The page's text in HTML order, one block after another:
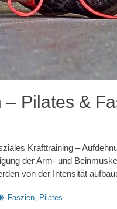
– Pilates &
Krafttraining –
der Arm- und
von der Intensität
Faszien, Pilates